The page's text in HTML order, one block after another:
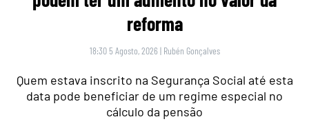
reforma
18:30 5 Agosto, 2026 | Rubén Gonçalves
Quem estava inscrito na Segurança Social até esta
data pode beneficiar de um regime especial no
cálculo da pensão